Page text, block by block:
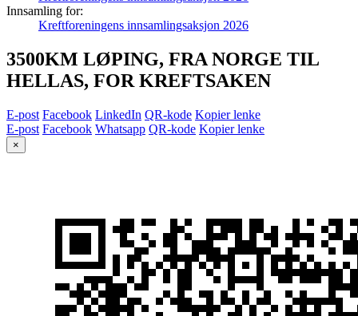
Innsamling for:
Kreftforeningens innsamlingsaksjon 2026
3500KM LØPING, FRA NORGE TIL
HELLAS, FOR KREFTSAKEN​
E-post Facebook LinkedIn QR-kode Kopier lenke
E-post Facebook Whatsapp QR-kode Kopier lenke
×